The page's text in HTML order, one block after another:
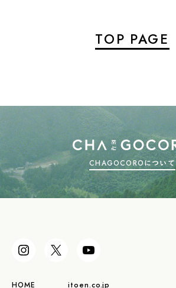
TOP PAGE
CHAGOCOROについて
HOME itoen.co.jp